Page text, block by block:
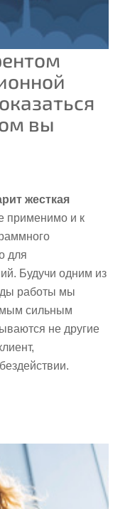
вы
жесткая
применимо и к
для
Будучи одним из
работы мы
сильным
не другие